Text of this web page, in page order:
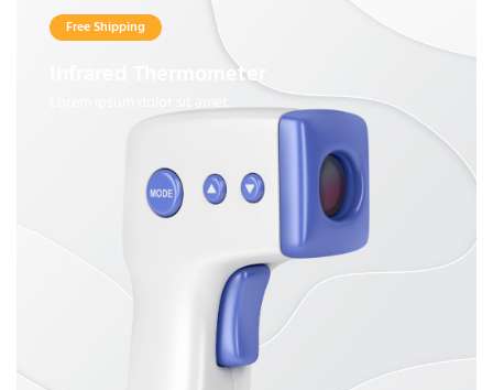
Free Shipping
Infrared Thermometer
Lorem ipsum dolor sit amet.